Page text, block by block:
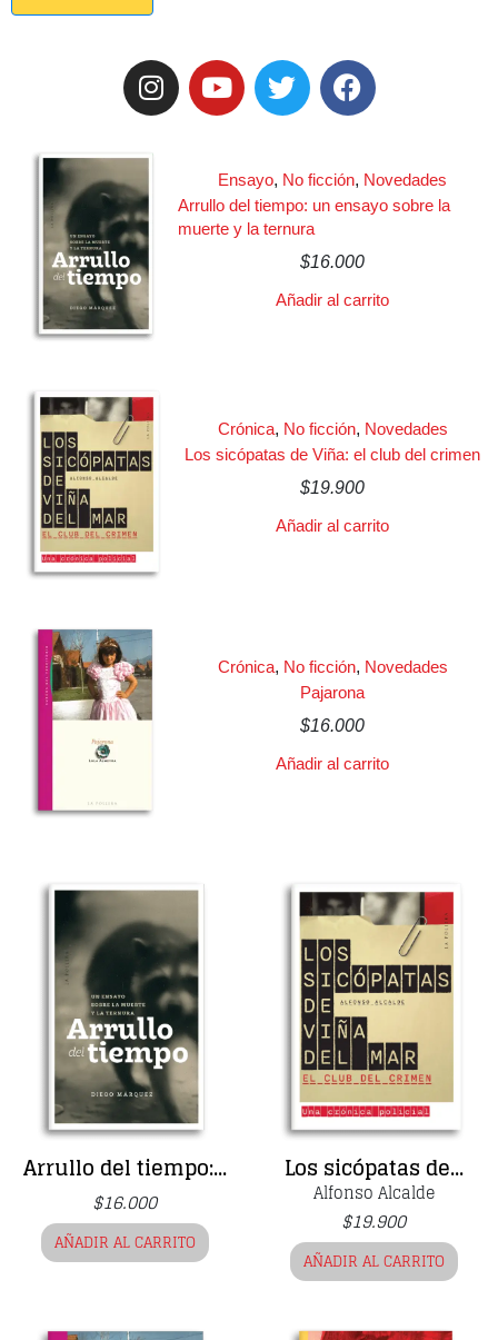
Ensayo, No ficción, Novedades
Arrullo del tiempo: un ensayo sobre la
muerte y la ternura
$16.000
Añadir al carrito
Crónica, No ficción, Novedades
Los sicópatas de Viña: el club del crimen
$19.900
Añadir al carrito
Crónica, No ficción, Novedades
Pajarona
$16.000
Añadir al carrito
Arrullo del tiempo:...
$16.000
AÑADIR AL CARRITO
Los sicópatas de...
$19.900
Alfonso Alcalde
AÑADIR AL CARRITO